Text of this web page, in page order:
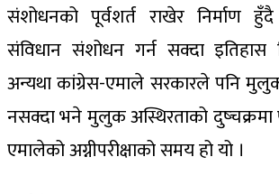
संशोधनको पूर्वशर्त राखेर निर्माण
संविधान संशोधन गर्न सक्दा इतिहास
अन्यथा कांग्रेस-एमाले सरकारले पनि
नसक्दा भने मुलुक अस्थिरताको
एमालेको अग्नीपरीक्षाको समय हो यो ।